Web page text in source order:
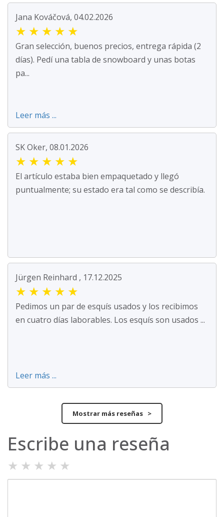
Jana Kováčová, 04.02.2026
★ ★ ★ ★ ★
Gran selección, buenos precios, entrega rápida (2
días). Pedí una tabla de snowboard y unas botas
pa...
Leer más ...
SK Oker, 08.01.2026
★ ★ ★ ★ ★
El artículo estaba bien empaquetado y llegó
puntualmente; su estado era tal como se describía.
Jürgen Reinhard , 17.12.2025
★ ★ ★ ★ ★
Pedimos un par de esquís usados y los recibimos
en cuatro días laborables. Los esquís son usados ...
Leer más ...
Mostrar más reseñas >
Escribe una reseña
★ ★ ★ ★ ★